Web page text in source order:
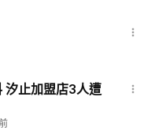
汐止加盟店3人遭